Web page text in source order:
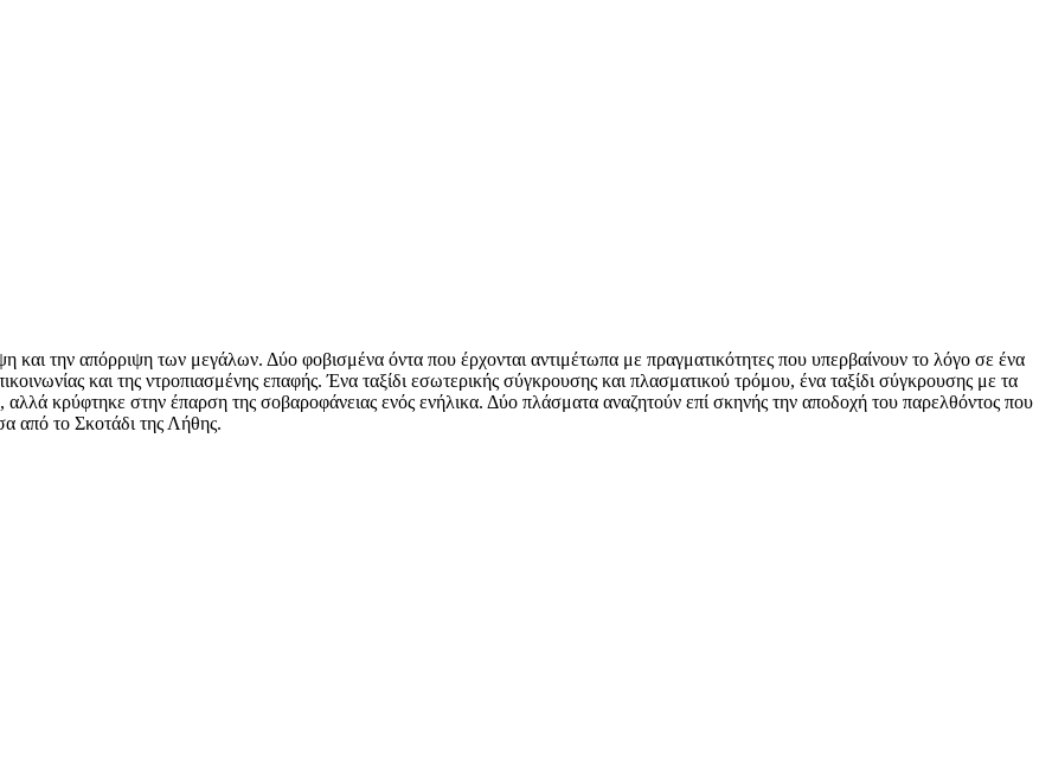
και την απόρριψη των μεγάλων. Δύο φοβισμένα όντα που έρχονται αντιμέτωπα με πραγματικότητες που υπερβαίνουν το λόγο σε ένα
και της ντροπιασμένης επαφής. Ένα ταξίδι εσωτερικής σύγκρουσης και πλασματικού τρόμου, ένα ταξίδι σύγκρουσης με τα
αλλά κρύφτηκε στην έπαρση της σοβαροφάνειας ενός ενήλικα. Δύο πλάσματα αναζητούν επί σκηνής την αποδοχή του παρελθόντος που
από το Σκοτάδι της Λήθης.